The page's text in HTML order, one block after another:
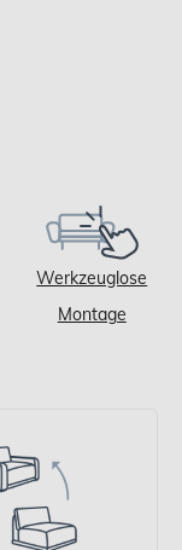
Werkzeuglose
Montage